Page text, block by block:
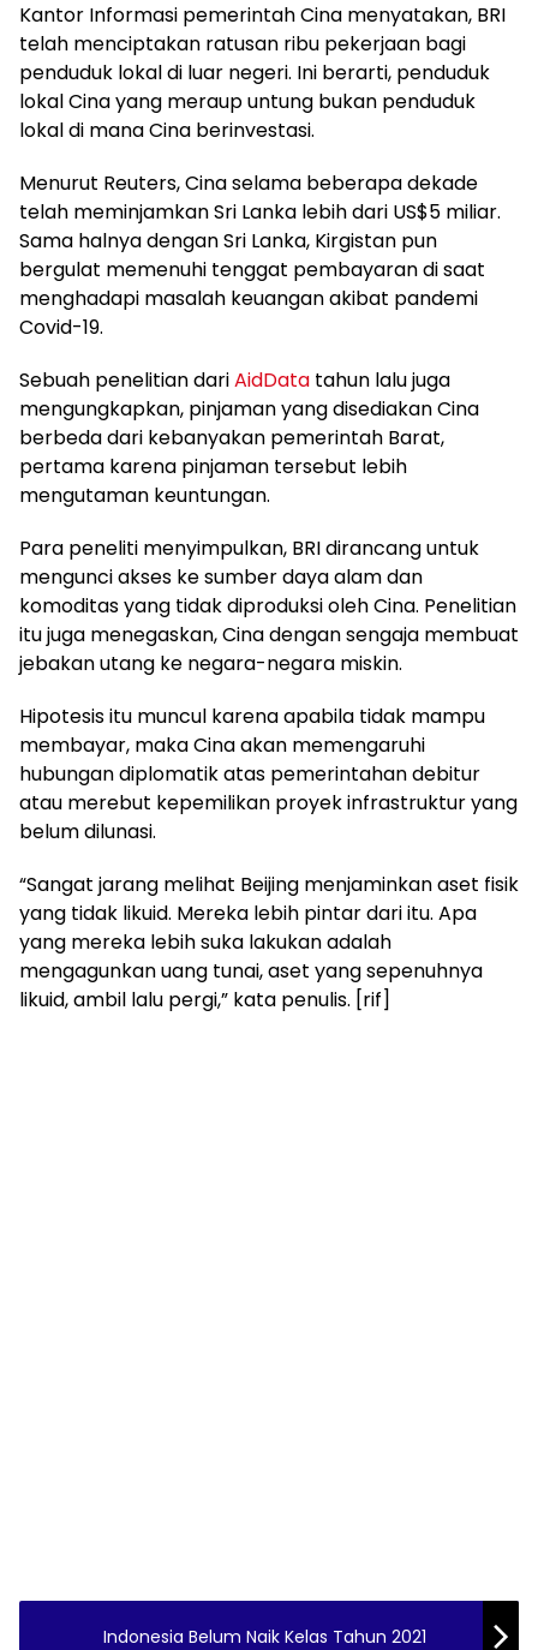
Kantor Informasi pemerintah Cina menyatakan, BRI
telah menciptakan ratusan ribu pekerjaan bagi
penduduk lokal di luar negeri. Ini berarti, penduduk
lokal Cina yang meraup untung bukan penduduk
lokal di mana Cina berinvestasi.
Menurut Reuters, Cina selama beberapa dekade
telah meminjamkan Sri Lanka lebih dari US$5 miliar.
Sama halnya dengan Sri Lanka, Kirgistan pun
bergulat memenuhi tenggat pembayaran di saat
menghadapi masalah keuangan akibat pandemi
Covid-19.
Sebuah penelitian dariAidData tahun lalu juga
mengungkapkan, pinjaman yang disediakan Cina
berbeda dari kebanyakan pemerintah Barat,
pertama karena pinjaman tersebut lebih
mengutaman keuntungan.
Para peneliti menyimpulkan, BRI dirancang untuk
mengunci akses ke sumber daya alam dan
komoditas yang tidak diproduksi oleh Cina. Penelitian
itu juga menegaskan, Cina dengan sengaja membuat
jebakan utang ke negara-negara miskin.
Hipotesis itu muncul karena apabila tidak mampu
membayar, maka Cina akan memengaruhi
hubungan diplomatik atas pemerintahan debitur
atau merebut kepemilikan proyek infrastruktur yang
belum dilunasi.
“Sangat jarang melihat Beijing menjaminkan aset fisik
yang tidak likuid. Mereka lebih pintar dari itu. Apa
yang mereka lebih suka lakukan adalah
mengagunkan uang tunai, aset yang sepenuhnya
likuid, ambil lalu pergi,” kata penulis. [rif]
Indonesia Belum Naik Kelas Tahun 2021